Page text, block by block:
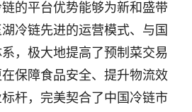
的平台优势能够为新和盛带
冷链先进的运营模式、与国
，极大地提高了预制菜交易
保障食品安全、提升物流效
杆，完美契合了中国冷链市